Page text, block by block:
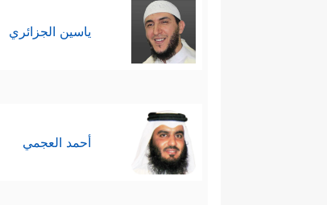
ياسين الجزائري
أحمد العجمي